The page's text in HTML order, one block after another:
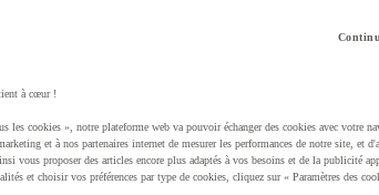
à cœur !
les cookies », notre plateforme web va pouvoir échanger des cookies avec votre
et à nos partenaires internet de mesurer les performances de notre site, et
vous proposer des articles encore plus adaptés à vos besoins et de la publicité
et choisir vos préférences par type de cookies, cliquez sur « Paramètres des